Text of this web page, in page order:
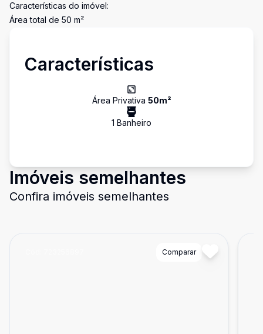
Características do imóvel:
Área total de 50 m²
Características
Área Privativa 50m²
1 Banheiro
Imóveis semelhantes
Confira imóveis semelhantes
Comparar